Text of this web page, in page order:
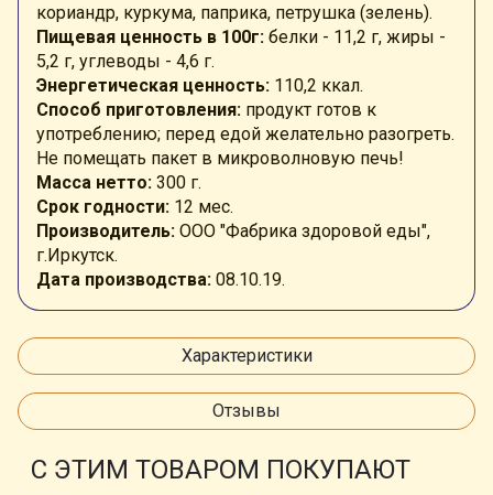
кориандр, куркума, паприка, петрушка (зелень).
Пищевая ценность в 100г: белки - 11,2 г, жиры -
5,2 г, углеводы - 4,6 г.
Энергетическая ценность: 110,2 ккал.
Способ приготовления: продукт готов к
употреблению; перед едой желательно разогреть.
Не помещать пакет в микроволновую печь!
Масса нетто: 300 г.
Срок годности: 12 мес.
Производитель: ООО "Фабрика здоровой еды",
г.Иркутск.
Дата производства: 08.10.19.
Характеристики
Отзывы
С ЭТИМ ТОВАРОМ ПОКУПАЮТ